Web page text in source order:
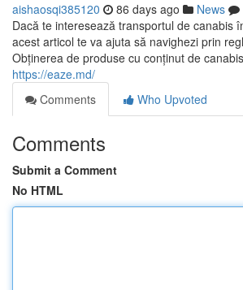
aishaosqi385120 86 days ago News
Dacă te interesează transportul de canabis
acest articol te va ajuta să navighezi prin
Obținerea de produse cu conținut de
https://eaze.md/
Comments
Who Upvoted
Comments
Submit a Comment
No HTML